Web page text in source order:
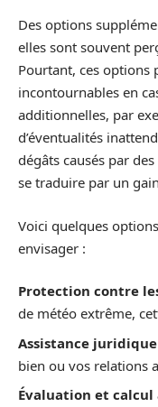
Des options
elles sont souvent
Pourtant, ces options
incontournables en
additionnelles, par
d’éventualités
dégâts causés par
se traduire par un
Voici quelques
envisager :
Protection contre
de météo extrême,
Assistance
bien ou vos relations
Évaluation et calcul